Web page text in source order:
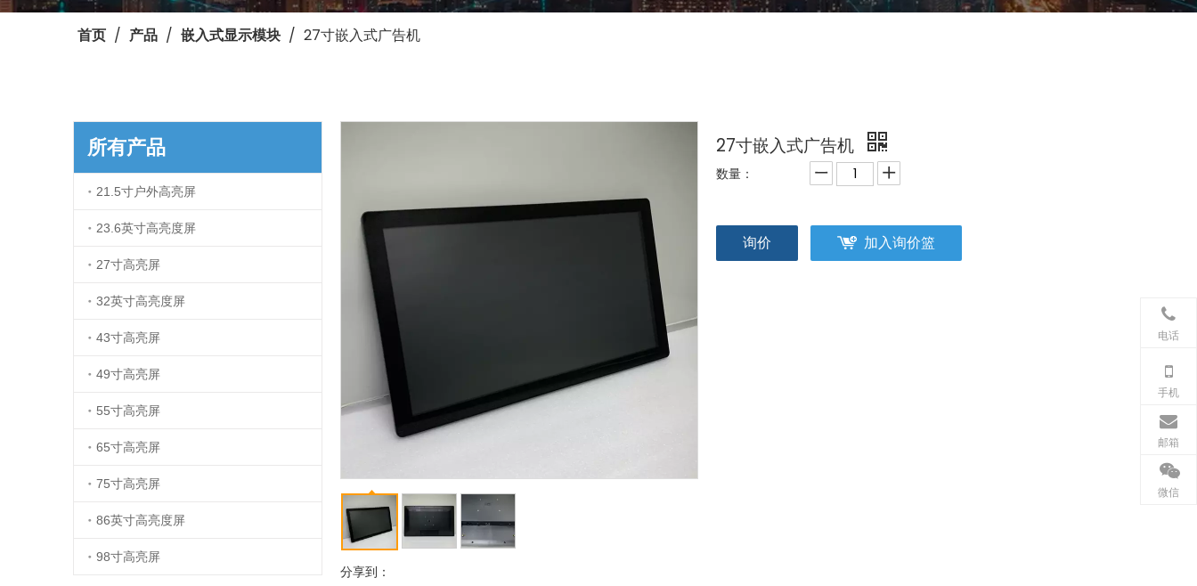
首页 / 产品 / 嵌入式显示模块 / 27寸嵌入式广告机
所有产品
21.5寸户外高亮屏
23.6英寸高亮度屏
27寸高亮屏
32英寸高亮度屏
43寸高亮屏
49寸高亮屏
55寸高亮屏
65寸高亮屏
75寸高亮屏
86英寸高亮度屏
98寸高亮屏
分享到：
27寸嵌入式广告机
数量：
询价 加入询价篮
电话
手机
邮箱
微信